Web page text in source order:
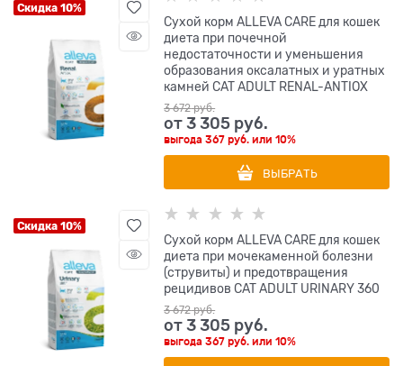
Скидка 10%
Сухой корм ALLEVA CARE для кошек
диета при почечной
недостаточности и уменьшения
образования оксалатных и уратных
камней CAT ADULT RENAL-ANTIOX
3 672 руб.
от3 305 руб.
выгода367 руб. или10%
ВЫБРАТЬ
Скидка 10%
Сухой корм ALLEVA CARE для кошек
диета при мочекаменной болезни
(струвиты) и предотвращения
рецидивов CAT ADULT URINARY 360
3 672 руб.
от3 305 руб.
выгода367 руб. или10%